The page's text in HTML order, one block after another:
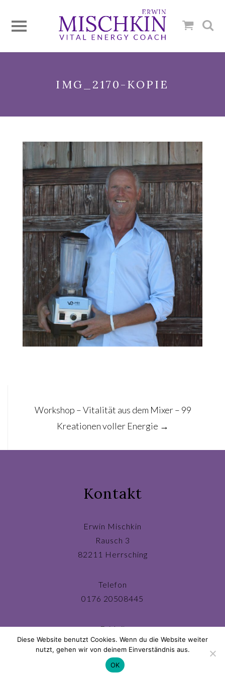
IMG_2170-KOPIE
navigation
Workshop – Vitalität aus dem Mixer – 99
Kreationen voller Energie →
Kontakt
Erwin Mischkin
Rausch 3
82211 Herrsching
Telefon
0176 20508445
E-Mail
ichbin@erwinmischkin.de
Diese Website benutzt Cookies. Wenn du die Website weiter
nutzt, gehen wir von deinem Einverständnis aus.
OK